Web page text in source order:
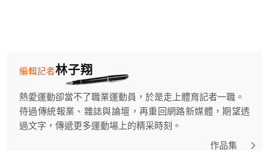
林子翔
編輯記者
熱愛運動卻當不了職業運動員，於是走上體育記者一職。
待過傳統報業、雜誌與論壇，再重回網路新媒體，期望透
過文字，傳遞更多運動場上的精采時刻。
作品集